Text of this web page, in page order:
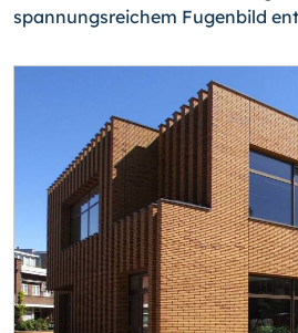
spannungsrei­chem Fugenbild